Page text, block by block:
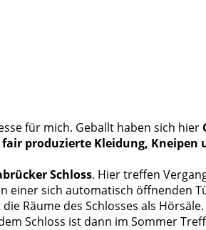
für mich. Geballt haben sich hier
produzierte Kleidung, Kneipen
Schloss. Hier treffen
einer sich automatisch öffnenden
Räume des Schlosses als
Schloss ist dann im Sommer